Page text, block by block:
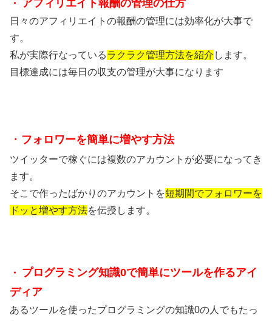
・ アフィリエイト報酬の管理の仕方
日々のアフィリエイトの報酬の管理には効率化が大事で
す。
私が実際行なっているラクラク管理方法を紹介 します。
目標達成には毎日の収支の管理が大事になります
・ フォロワーを簡単に増やす方法
ツイッターで稼ぐには複数のアカウントが必要になってき
ます。
そこで作ったばかりのアカウントを短期間でフォロワーを
ドッと増やす方法を伝授します。
・
プログラミング知識0で簡単にツールを作るアイ
ディア
あるツールを使ったプログラミングの知識0の人でもたっ